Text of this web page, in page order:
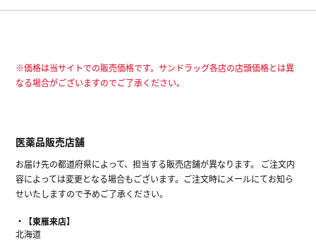
※価格は当サイトでの販売価格です。サンドラッグ各店の店頭価格とは異
なる場合がございますのでご了承ください。
医薬品販売店舗
お届け先の都道府県によって、担当する販売店舗が異なります。 ご注文内
容によっては変更となる場合もございます。ご注文時にメールにてお知ら
せいたしますので予めご了承ください。
【東雁来店】
北海道